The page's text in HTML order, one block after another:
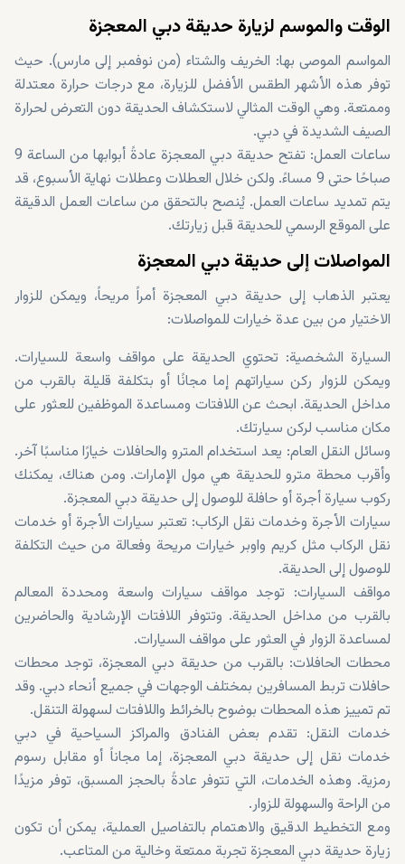
الوقت والموسم لزيارة حديقة دبي المعجزة
المواسم الموصى بها: الخريف والشتاء (من نوفمبر إلى مارس). حيث
توفر هذه الأشهر الطقس الأفضل للزيارة، مع درجات حرارة معتدلة
وممتعة. وهي الوقت المثالي لاستكشاف الحديقة دون التعرض لحرارة
الصيف الشديدة في دبي.
ساعات العمل: تفتح حديقة دبي المعجزة عادةً أبوابها من الساعة 9
صباحًا حتى 9 مساءً. ولكن خلال العطلات وعطلات نهاية الأسبوع، قد
يتم تمديد ساعات العمل. يُنصح بالتحقق من ساعات العمل الدقيقة
على الموقع الرسمي للحديقة قبل زيارتك.
المواصلات إلى حديقة دبي المعجزة
يعتبر الذهاب إلى حديقة دبي المعجزة أمراً مريحاً، ويمكن للزوار
الاختيار من بين عدة خيارات للمواصلات:
السيارة الشخصية: تحتوي الحديقة على مواقف واسعة للسيارات.
ويمكن للزوار ركن سياراتهم إما مجانًا أو بتكلفة قليلة بالقرب من
مداخل الحديقة. ابحث عن اللافتات ومساعدة الموظفين للعثور على
مكان مناسب لركن سيارتك.
وسائل النقل العام: يعد استخدام المترو والحافلات خيارًا مناسبًا آخر.
وأقرب محطة مترو للحديقة هي مول الإمارات. ومن هناك، يمكنك
ركوب سيارة أجرة أو حافلة للوصول إلى حديقة دبي المعجزة.
سيارات الأجرة وخدمات نقل الركاب: تعتبر سيارات الأجرة أو خدمات
نقل الركاب مثل كريم واوبر خيارات مريحة وفعالة من حيث التكلفة
للوصول إلى الحديقة.
مواقف السيارات: توجد مواقف سيارات واسعة ومحددة المعالم
بالقرب من مداخل الحديقة. وتتوفر اللافتات الإرشادية والحاضرين
لمساعدة الزوار في العثور على مواقف السيارات.
محطات الحافلات: بالقرب من حديقة دبي المعجزة، توجد محطات
حافلات تربط المسافرين بمختلف الوجهات في جميع أنحاء دبي. وقد
تم تمييز هذه المحطات بوضوح بالخرائط واللافتات لسهولة التنقل.
خدمات النقل: تقدم بعض الفنادق والمراكز السياحية في دبي
خدمات نقل إلى حديقة دبي المعجزة، إما مجاناً أو مقابل رسوم
رمزية. وهذه الخدمات، التي تتوفر عادةً بالحجز المسبق، توفر مزيدًا
من الراحة والسهولة للزوار.
ومع التخطيط الدقيق والاهتمام بالتفاصيل العملية، يمكن أن تكون
زيارة حديقة دبي المعجزة تجربة ممتعة وخالية من المتاعب.